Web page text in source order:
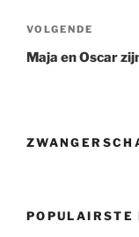
Volgend
bericht
VOLGENDE
Maja en Oscar